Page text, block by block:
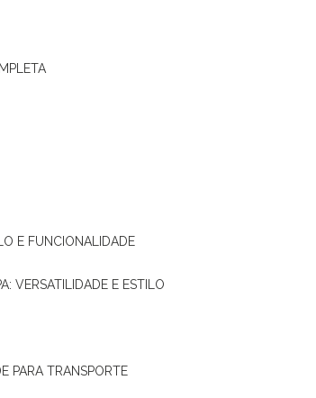
E FUNCIONALIDADE
VERSATILIDADE E ESTILO
PARA TRANSPORTE